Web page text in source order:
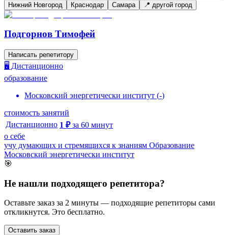
Нижний Новгород
Краснодар Самара 📍 другой город
Подгорнов Тимофей
Написать репетитору
🖥️ Дистанционно
образование
Московский энергетически институт (-)
стоимость занятий
Дистанционно 1 ₽ за 60 минут
о себе
учу думающих и стремящихся к знаниям Образование
Московский энергетически институт
🎯
Не нашли подходящего репетитора?
Оставьте заказ за 2 минуты — подходящие репетиторы сами
откликнутся. Это бесплатно.
Оставить заказ